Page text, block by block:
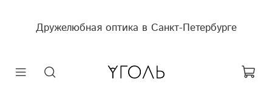
Дружелюбная оптика в Санкт-Петербурге